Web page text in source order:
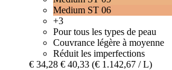
Medium ST 06
+3
Pour tous les types de peau
Couvrance légère à moyenne
Réduit les imperfections
€ 34,28 € 40,33 (€ 1.142,67 / L)